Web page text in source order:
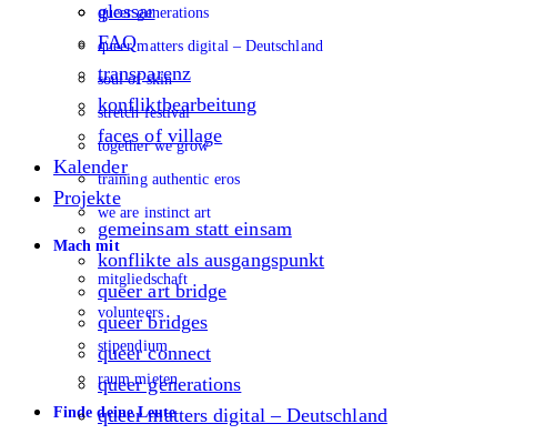
queer generations
queer matters digital – Deutschland
soul of skin
stretch festival
together we grow
training authentic eros
we are instinct art
Mach mit
mitgliedschaft
volunteers
stipendium
raum mieten
Finde deine Leute
glossar
FAQ
transparenz
konfliktbearbeitung
faces of village
Kalender
Projekte
gemeinsam statt einsam
konflikte als ausgangspunkt
queer art bridge
queer bridges
queer connect
queer generations
queer matters digital – Deutschland